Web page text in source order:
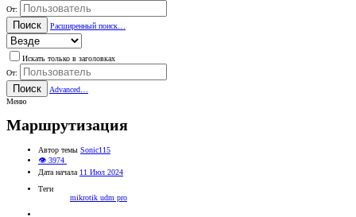
От:
Поиск Расширенный поиск…
Искать только в заголовках
От:
Поиск
Advanced…
Меню
Маршрутизация
Автор темы Sonic115
👁 3974
Дата начала 11 Июл 2024
Теги
mikrotik udm pro